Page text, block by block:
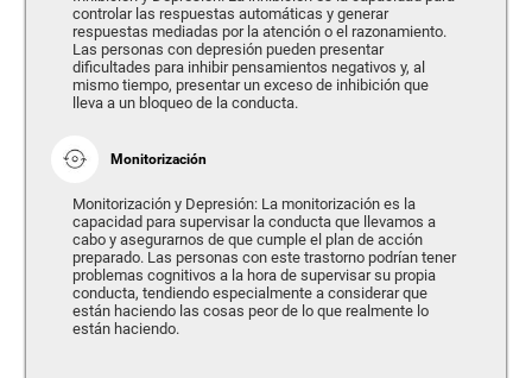
controlar las respuestas automáticas y generar
respuestas mediadas por la atención o el razonamiento.
Las personas con depresión pueden presentar
dificultades para inhibir pensamientos negativos y, al
mismo tiempo, presentar un exceso de inhibición que
lleva a un bloqueo de la conducta.
Monitorización
Monitorización y Depresión: La monitorización es la
capacidad para supervisar la conducta que llevamos a
cabo y asegurarnos de que cumple el plan de acción
preparado. Las personas con este trastorno podrían tener
problemas cognitivos a la hora de supervisar su propia
conducta, tendiendo especialmente a considerar que
están haciendo las cosas peor de lo que realmente lo
están haciendo.